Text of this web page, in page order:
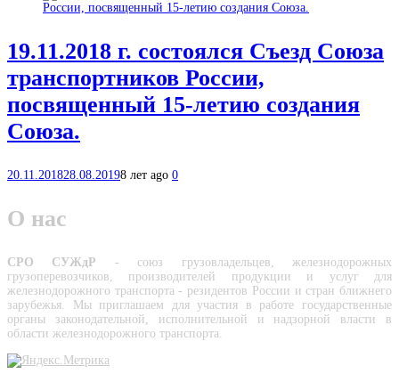
19.11.2018 г. состоялся Съезд Союза
транспортников России,
посвященный 15-летию создания
Союза.
20.11.201828.08.20198 лет ago 0
О нас
СРО СУЖдР - союз грузовладельцев, железнодорожных
грузоперевозчиков, производителей про­дукции и услуг для
железнодорожного транспорта - резидентов России и стран ближнего
зарубежья. Мы приглашаем для участия в работе государственные
органы законодательной, исполнительной и надзорной власти в
области железнодорожного транспорта.